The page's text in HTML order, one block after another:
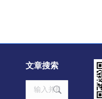
文章搜索
Search: